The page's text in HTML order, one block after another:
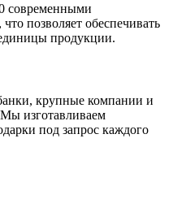
современными
позволяет обеспечивать
продукции.
крупные компании и
изготавливаем
под запрос каждого